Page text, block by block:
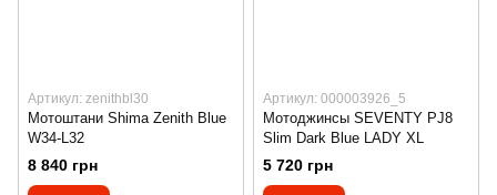
Артикул: zenithbl30
Мотоштани Shima Zenith Blue
W34-L32
8 840 грн
Артикул: 000003926_5
Мотоджинсы SEVENTY PJ8
Slim Dark Blue LADY XL
5 720 грн